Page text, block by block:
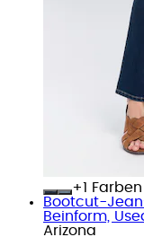
+
Farben
Bootcut-
Beinform,
Arizona